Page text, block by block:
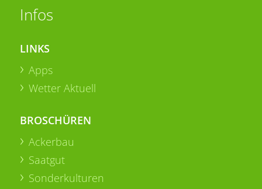
Infos
LINKS
Apps
Wetter Aktuell
BROSCHÜREN
Ackerbau
Saatgut
Sonderkulturen